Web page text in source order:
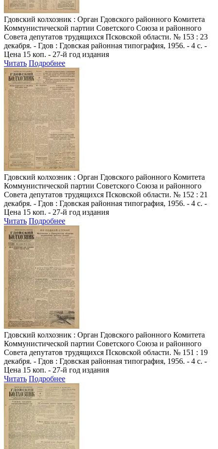
Гдовский колхозник : Орган Гдовского районного Комитета
Коммунистической партии Советского Союза и районного
Совета депутатов трудящихся Псковской области. № 153 : 23
декабря. - Гдов : Гдовская районная типография, 1956. - 4 с. -
Цена 15 коп. - 27-й год издания
Читать Подробнее
Гдовский колхозник : Орган Гдовского районного Комитета
Коммунистической партии Советского Союза и районного
Совета депутатов трудящихся Псковской области. № 152 : 21
декабря. - Гдов : Гдовская районная типография, 1956. - 4 с. -
Цена 15 коп. - 27-й год издания
Читать Подробнее
Гдовский колхозник : Орган Гдовского районного Комитета
Коммунистической партии Советского Союза и районного
Совета депутатов трудящихся Псковской области. № 151 : 19
декабря. - Гдов : Гдовская районная типография, 1956. - 4 с. -
Цена 15 коп. - 27-й год издания
Читать Подробнее